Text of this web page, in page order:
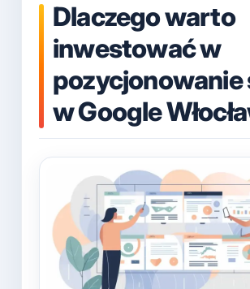
Dlaczego warto
inwestować w
pozycjonowanie
w Google